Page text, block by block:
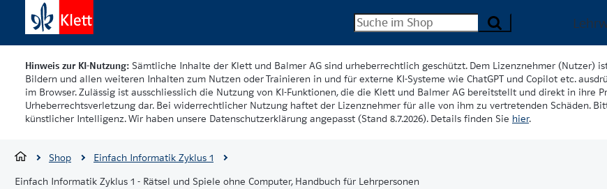
Hinweis zur KI-Nutzung: Sämtliche Inhalte der Klett und Balmer AG sind urheberrechtlich geschützt. Dem Lizenznehmer (Nutzer)
Bildern und allen weiteren Inhalten zum Nutzen oder Trainieren in und für externe KI-Systeme wie ChatGPT und Copilot etc.
im Browser. Zulässig ist ausschliesslich die Nutzung von KI-Funktionen, die die Klett und Balmer AG bereitstellt und direkt in ihre
Urheberrechtsverletzung dar. Bei widerrechtlicher Nutzung haftet der Lizenznehmer für alle von ihm zu vertretenden Schäden.
künstlicher Intelligenz. Wir haben unsere Datenschutzerklärung angepasst (Stand 8.7.2026). Details finden Sie hier.
Shop
Einfach Informatik Zyklus 1
Einfach Informatik Zyklus 1 - Rätsel und Spiele ohne Computer, Handbuch für Lehrpersonen